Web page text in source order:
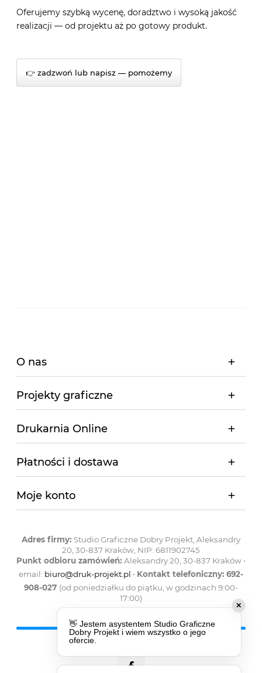
Oferujemy szybką wycenę, doradztwo i wysoką jakość
realizacji — od projektu aż po gotowy produkt.
👉 zadzwoń lub napisz — pomożemy
O nas
Projekty graficzne
Drukarnia Online
Płatności i dostawa
Moje konto
Adres firmy: Studio Graficzne Dobry Projekt, Aleksandry
20, 30-837 Kraków, NIP: 6811902745
Punkt odbioru zamówień: Aleksandry 20, 30-837 Kraków •
email: biuro@druk-projekt.pl • Kontakt telefoniczny: 692-
908-027 (od poniedziałku do piątku, w godzinach 9:00-
17:00)
✕
👋 Jestem asystentem Studio Graficzne
Dobry Projekt i wiem wszystko o jego
ofercie.